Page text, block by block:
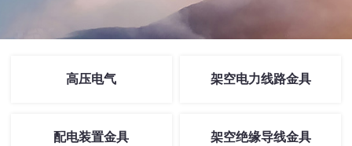
高压电气 架空电力线路金具
配电装置金具 架空绝缘导线金具